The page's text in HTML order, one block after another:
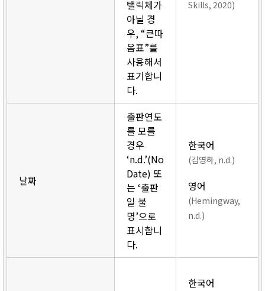
탤릭체가
아닐 경
우, “큰따
옴표”를
사용해서
표기합니
다.
Skills, 2020)
날짜
출판연도
를 모를
경우
‘n.d.’(No
Date) 또
는 ‘출판
일 불
명’으로
표시합니
다.
한국어
(김영하, n.d.)
영어
(Hemingway,
n.d.)
한국어